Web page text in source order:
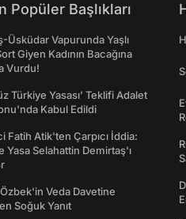
Popüler Başlıkları
Üsküdar Vapurunda Yaşlı
Giyen Kadının Bacağına
Vurdu!
Türkiye Yasası’ Teklifi Adalet
Kabul Edildi
Fatih Atik'ten Çarpıcı İddia:
Yasa Selahattin Demirtaş'ı
Veda Davetine
Soğuk Yanıt